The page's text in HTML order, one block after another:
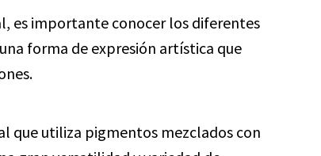
es importante conocer los diferentes
forma de expresión artística que
que utiliza pigmentos mezclados con